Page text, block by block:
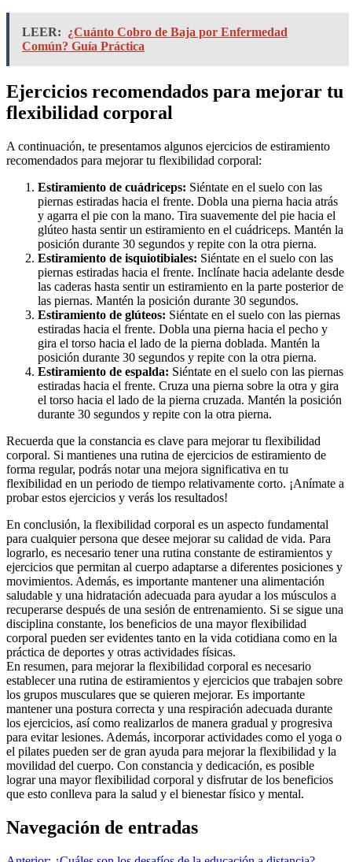
LEER: ¿Cuánto Cobro de Baja por Enfermedad
Común? Guía Práctica
Ejercicios recomendados para mejorar tu
flexibilidad corporal
A continuación, te presentamos algunos ejercicios de estiramiento
recomendados para mejorar tu flexibilidad corporal:
Estiramiento de cuádriceps: Siéntate en el suelo con las
piernas estiradas hacia el frente. Dobla una pierna hacia atrás
y agarra el pie con la mano. Tira suavemente del pie hacia el
glúteo hasta sentir un estiramiento en el cuádriceps. Mantén la
posición durante 30 segundos y repite con la otra pierna.
Estiramiento de isquiotibiales: Siéntate en el suelo con las
piernas estiradas hacia el frente. Inclínate hacia adelante desde
las caderas hasta sentir un estiramiento en la parte posterior de
las piernas. Mantén la posición durante 30 segundos.
Estiramiento de glúteos: Siéntate en el suelo con las piernas
estiradas hacia el frente. Dobla una pierna hacia el pecho y
gira el torso hacia el lado de la pierna doblada. Mantén la
posición durante 30 segundos y repite con la otra pierna.
Estiramiento de espalda: Siéntate en el suelo con las piernas
estiradas hacia el frente. Cruza una pierna sobre la otra y gira
el torso hacia el lado de la pierna cruzada. Mantén la posición
durante 30 segundos y repite con la otra pierna.
Recuerda que la constancia es clave para mejorar tu flexibilidad
corporal. Si mantienes una rutina de ejercicios de estiramiento de
forma regular, podrás notar una mejora significativa en tu
flexibilidad en un periodo de tiempo relativamente corto. ¡Anímate a
probar estos ejercicios y verás los resultados!
En conclusión, la flexibilidad corporal es un aspecto fundamental
para cualquier persona que desee mejorar su calidad de vida. Para
lograrlo, es necesario tener una rutina constante de estiramientos y
ejercicios que permitan al cuerpo adaptarse a diferentes posiciones y
movimientos. Además, es importante mantener una alimentación
saludable y una hidratación adecuada para ayudar a los músculos a
recuperarse después de una sesión de entrenamiento. Si se sigue una
disciplina constante, los beneficios de una mayor flexibilidad
corporal pueden ser evidentes tanto en la vida cotidiana como en la
práctica de deportes y otras actividades físicas.
En resumen, para mejorar la flexibilidad corporal es necesario
establecer una rutina de estiramientos y ejercicios que trabajen sobre
los grupos musculares que se quieren mejorar. Es importante
mantener una postura correcta y una respiración adecuada durante
los ejercicios, así como realizarlos de manera gradual y progresiva
para evitar lesiones. Además, incorporar actividades como el yoga o
el pilates pueden ser de gran ayuda para mejorar la flexibilidad y la
movilidad del cuerpo. Con constancia y dedicación, es posible
lograr una mayor flexibilidad corporal y disfrutar de los beneficios
que esto conlleva para la salud y el bienestar físico y mental.
Navegación de entradas